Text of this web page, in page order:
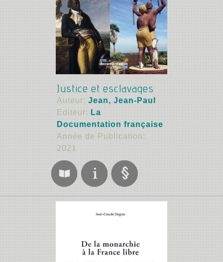
Justice et esclavages
Auteur:Jean, Jean-Paul
Editeur: La
Documentation française
Année de Publication:
2021